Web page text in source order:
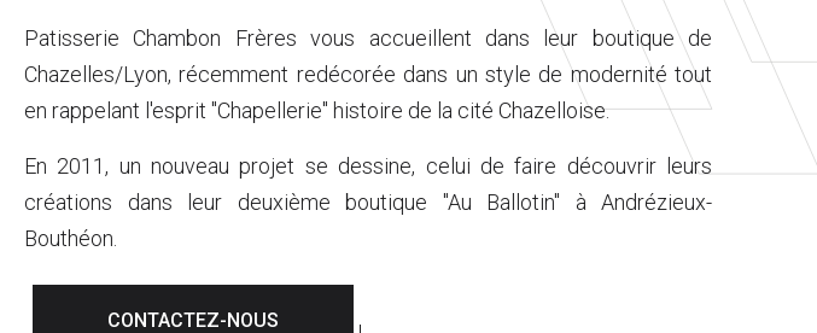
Patisserie Chambon Frères vous accueillent dans leur boutique de
Chazelles/Lyon, récemment redécorée dans un style de modernité tout
en rappelant l'esprit "Chapellerie" histoire de la cité Chazelloise.
En 2011, un nouveau projet se dessine, celui de faire découvrir leurs
créations dans leur deuxième boutique "Au Ballotin" à Andrézieux-
Bouthéon.
CONTACTEZ-NOUS